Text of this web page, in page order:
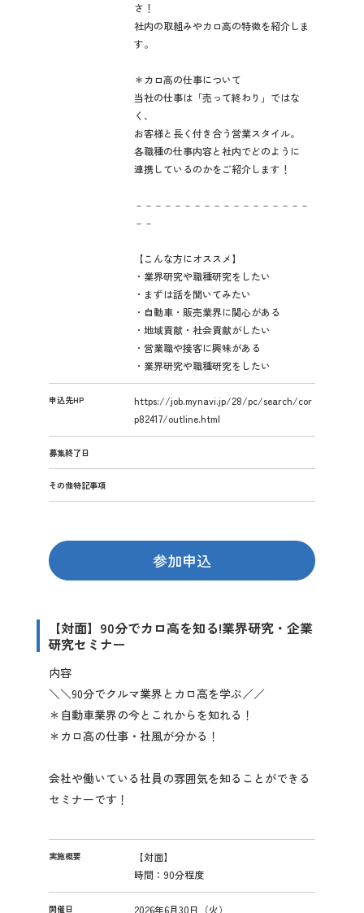
さ！
社内の取組みやカロ高の特徴を紹介しま
す。
＊カロ高の仕事について
当社の仕事は「売って終わり」ではな
く、
お客様と長く付き合う営業スタイル。
各職種の仕事内容と社内でどのように
連携しているのかをご紹介します！
－－－－－－－－－－－－－－－－－－
－－
【こんな方にオススメ】
・業界研究や職種研究をしたい
・まずは話を聞いてみたい
・自動車・販売業界に関心がある
・地域貢献・社会貢献がしたい
・営業職や接客に興味がある
・業界研究や職種研究をしたい
申込先HP
https://job.mynavi.jp/28/pc/search/cor
p82417/outline.html
募集終了日
その他特記事項
参加申込
【対面】90分でカロ高を知る!業界研究・企業
研究セミナー
内容
＼＼90分でクルマ業界とカロ高を学ぶ／／
＊自動車業界の今とこれからを知れる！
＊カロ高の仕事・社風が分かる！
会社や働いている社員の雰囲気を知ることができる
セミナーです！
ン
タ
ー
シ
ッ
細
実施概要
【対面】
時間：90分程度
開催日 2026年6月30日（火）